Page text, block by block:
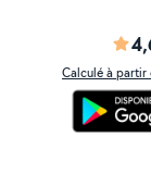
Calculé à partir